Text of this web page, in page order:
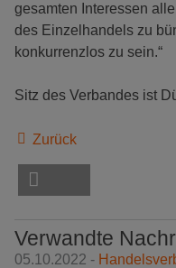
gesamten Interessen
des Einzelhandels zu
konkurrenzlos zu sein.“
Sitz des Verbandes ist
Zurück
Verwandte
05.10.2022 -